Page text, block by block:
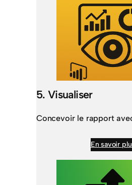
5. Visualiser
Concevoir le rapport
En savoir